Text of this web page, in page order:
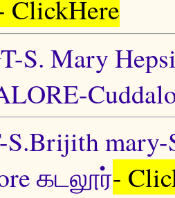
ClickHere
S. Mary
S.Brijith mary-
கடலூர்-